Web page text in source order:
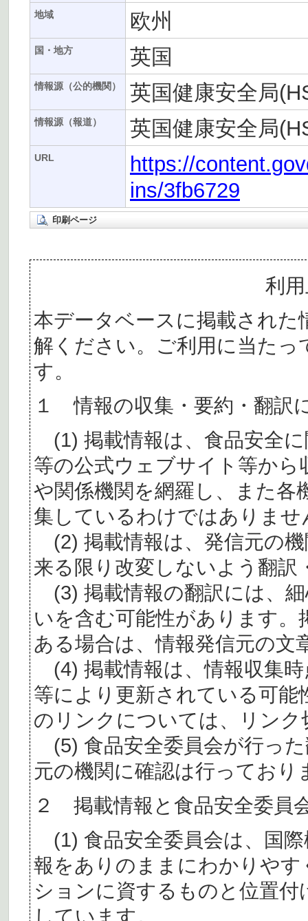
地域 欧州
国・地方 英国
情報源（公的機関） 英国健康安全局
情報源（報道） 英国健康安全局
URL
https://
ins/3fb6729
印刷ページ
利
本データベースに掲載された
解ください。ご利用に当た
す。
１ 情報の収集・要約・翻訳
(1) 掲載情報は、食品安全
等の公式ウェブサイト等か
や関係機関を網羅し、また各
集しているわけではありませ
(2) 掲載情報は、発信元の
来る限り改変しないよう翻訳
(3) 掲載情報の翻訳には、
いを含む可能性があります。
ある場合は、情報発信元の文
(4) 掲載情報は、情報収集
等により更新されている可
のリンクについては、リン
(5) 食品安全委員会が行っ
元の機関に確認は行っており
２ 掲載情報と食品安全委員
(1) 食品安全委員会は、国
報をありのままにわかりや
ションに資するものと位置
しています。